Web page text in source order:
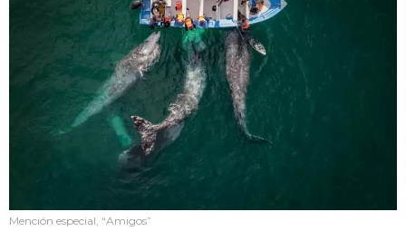
Mención especial, “Amigos”